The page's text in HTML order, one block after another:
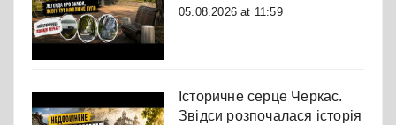
05.08.2026 at 11:59
Історичне серце Черкас.
Звідси розпочалася історія